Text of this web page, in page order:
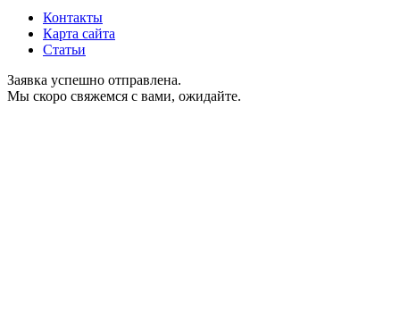
Контакты
Карта сайта
Статьи
Заявка успешно отправлена.
Мы скоро свяжемся с вами, ожидайте.